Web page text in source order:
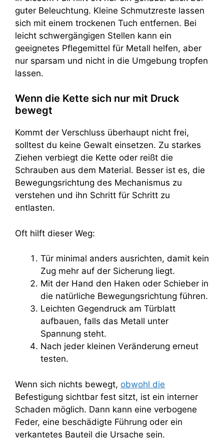
guter Beleuchtung. Kleine Schmutzreste lassen
sich mit einem trockenen Tuch entfernen. Bei
leicht schwergängigen Stellen kann ein
geeignetes Pflegemittel für Metall helfen, aber
nur sparsam und nicht in die Umgebung tropfen
lassen.
Wenn die Kette sich nur mit Druck
bewegt
Kommt der Verschluss überhaupt nicht frei,
solltest du keine Gewalt einsetzen. Zu starkes
Ziehen verbiegt die Kette oder reißt die
Schrauben aus dem Material. Besser ist es, die
Bewegungsrichtung des Mechanismus zu
verstehen und ihn Schritt für Schritt zu
entlasten.
Oft hilft dieser Weg:
Tür minimal anders ausrichten, damit kein
Zug mehr auf der Sicherung liegt.
Mit der Hand den Haken oder Schieber in
die natürliche Bewegungsrichtung führen.
Leichten Gegendruck am Türblatt
aufbauen, falls das Metall unter
Spannung steht.
Nach jeder kleinen Veränderung erneut
testen.
Wenn sich nichts bewegt, obwohl die
Befestigung sichtbar fest sitzt, ist ein interner
Schaden möglich. Dann kann eine verbogene
Feder, eine beschädigte Führung oder ein
verkantetes Bauteil die Ursache sein.